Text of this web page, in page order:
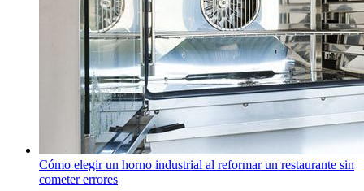
Cómo elegir un horno industrial al reformar un restaurante sin
cometer errores